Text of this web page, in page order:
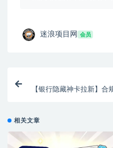
迷浪项目网 会员
【银行隐藏神卡拉新】合
相关文章